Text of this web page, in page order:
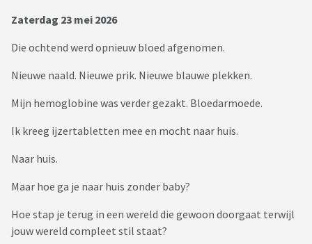
Zaterdag 23 mei 2026
Die ochtend werd opnieuw bloed afgenomen.
Nieuwe naald. Nieuwe prik. Nieuwe blauwe plekken.
Mijn hemoglobine was verder gezakt. Bloedarmoede.
Ik kreeg ijzertabletten mee en mocht naar huis.
Naar huis.
Maar hoe ga je naar huis zonder baby?
Hoe stap je terug in een wereld die gewoon doorgaat terwijl
jouw wereld compleet stil staat?